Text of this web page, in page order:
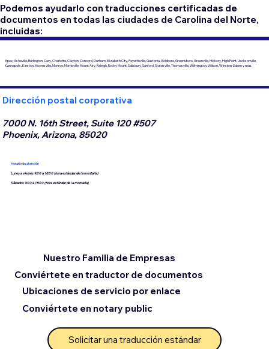
Podemos ayudarlo con traducciones certificadas de
documentos en todas las ciudades de Carolina del Norte,
incluidas:
Apex, Asheville, Burlington, Cary, Charlotte, Clayton, Concord, Durham, Elizabeth City, Fayetteville, Gastonia, Goldboro, Greensboro, Greenville, Hickory, High Point, Jacksonville,
Kannapolis, Kinston, Mooresville, Monroe, Morrisville, Mount Airy, Raleigh, Rocky Mount, Salisbury, Sanford, Statesville, Thomasville, Wilmington, Wilson, Winston-Salem y más.
Dirección postal corporativa
7000 N. 16th Street, Suite 120 #507
Phoenix, Arizona, 85020
Horario de atención
Lunes a viernes 9:00 a 18:00 (hora estándar de la montaña)
Sábados 9:00 a 18:00 (hora estándar de la montaña)
Conviértete en traductor de documentos
Ubicaciones de servicio por enlace
Nuestro Familia de Empresas
Conviértete en notary public
Solicitar una traducción estándar